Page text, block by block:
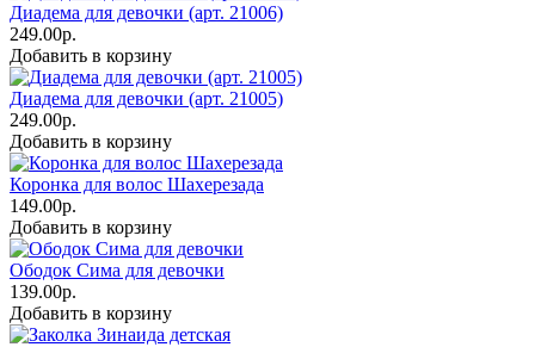
Диадема для девочки (арт. 21006)
249.00р.
Добавить в корзину
Диадема для девочки (арт. 21005)
249.00р.
Добавить в корзину
Коронка для волос Шахерезада
149.00р.
Добавить в корзину
Ободок Сима для девочки
139.00р.
Добавить в корзину